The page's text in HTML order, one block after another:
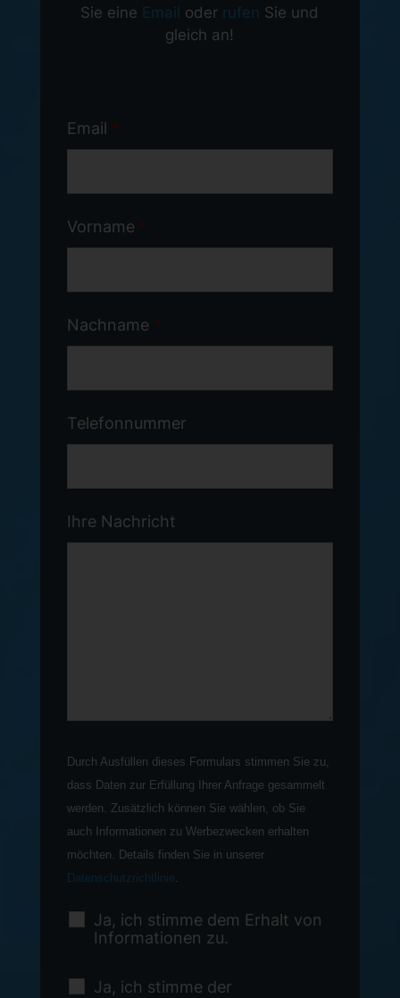
Sie eine Email oder rufen Sie und
gleich an!
Email *
Vorname *
Nachname *
Telefonnummer
Ihre Nachricht
Durch Ausfüllen dieses Formulars stimmen Sie zu,
dass Daten zur Erfüllung Ihrer Anfrage gesammelt
werden. Zusätzlich können Sie wählen, ob Sie
auch Informationen zu Werbezwecken erhalten
möchten. Details finden Sie in unserer
Datenschutzrichtlinie
Ja, ich stimme dem Erhalt von
Informationen zu.
Ja, ich stimme der